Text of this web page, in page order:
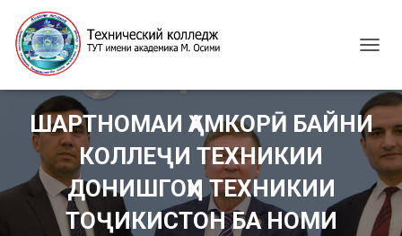
G
G
L
N
V
G
ШАРТНОМАИ ҲАМКОРӢ БАЙНИ
КОЛЛЕҶИ ТЕХНИКИИ
ДОНИШГОҲИ ТЕХНИКИИ
ТОҶИКИСТОН БА НОМИ